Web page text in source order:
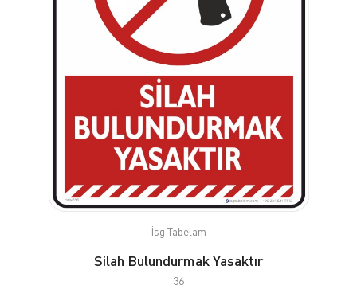
İsg Tabelam
Silah Bulundurmak Yasaktır
36